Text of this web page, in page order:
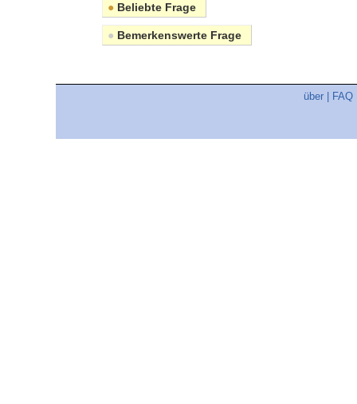
● Beliebte Frage
● Bemerkenswerte Frage
über FAQ